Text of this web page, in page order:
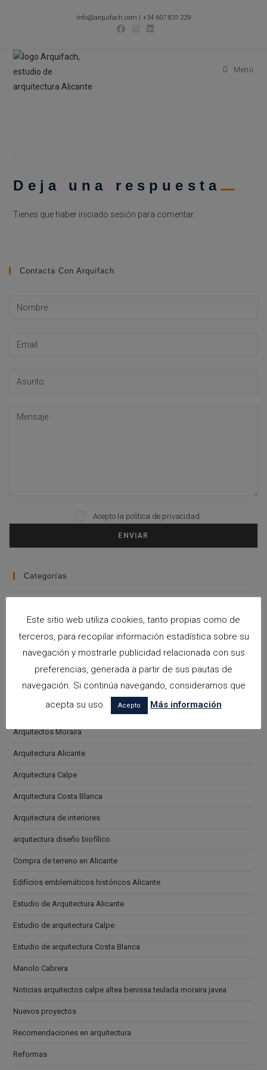
info@arquifach.com | +34 607 831 229
Menú
Deja una respuesta
Tienes que haber iniciado sesión para comentar.
Contacta Con Arquifach
Please leave this field empty.
Acepto la política de privacidad
Categorías
Arquitectos en Alicante
Arquitectos en Benissa
Arquitectos en Calpe
Arquitectos en Teulada
Arquitectos Moraira
Arquitectura Alicante
Arquitectura Calpe
Arquitectura Costa Blanca
Arquitectura de interiores
arquitectura diseño biofílico
Compra de terreno en Alicante
Edificios emblemáticos históricos Alicante
Estudio de Arquitectura Alicante
Estudio de arquitectura Calpe
Estudio de arquitectura Costa Blanca
Manolo Cabrera
Noticias arquitectos calpe altea benissa teulada moraira javea
Nuevos proyectos
Recomendaciones en arquitectura
Reformas
Este sitio web utiliza cookies, tanto propias como de
terceros, para recopilar información estadística sobre su
navegación y mostrarle publicidad relacionada con sus
preferencias, generada a partir de sus pautas de
navegación. Si continúa navegando, consideramos que
acepta su uso.
Acepto Más información